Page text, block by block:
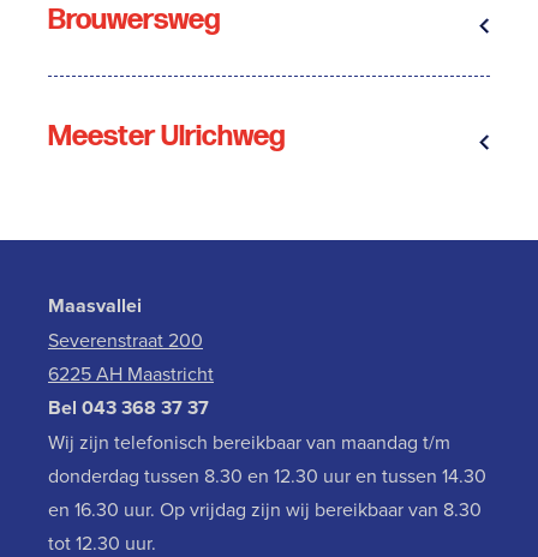
Brouwersweg
Meester Ulrichweg
Maasvallei
Severenstraat 200
6225 AH Maastricht
Bel 043 368 37 37
Wij zijn telefonisch bereikbaar van maandag t/m
donderdag tussen 8.30 en 12.30 uur en tussen 14.30
en 16.30 uur. Op vrijdag zijn wij bereikbaar van 8.30
tot 12.30 uur.